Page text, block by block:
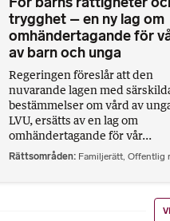
trygghet – en ny lag om
omhändertagande för
av barn och unga
Regeringen föreslår att den
nuvarande lagen med
bestämmelser om vård av
LVU, ersätts av en lag om
omhändertagande för vår...
Rättsområden Familjerätt, Offentlig